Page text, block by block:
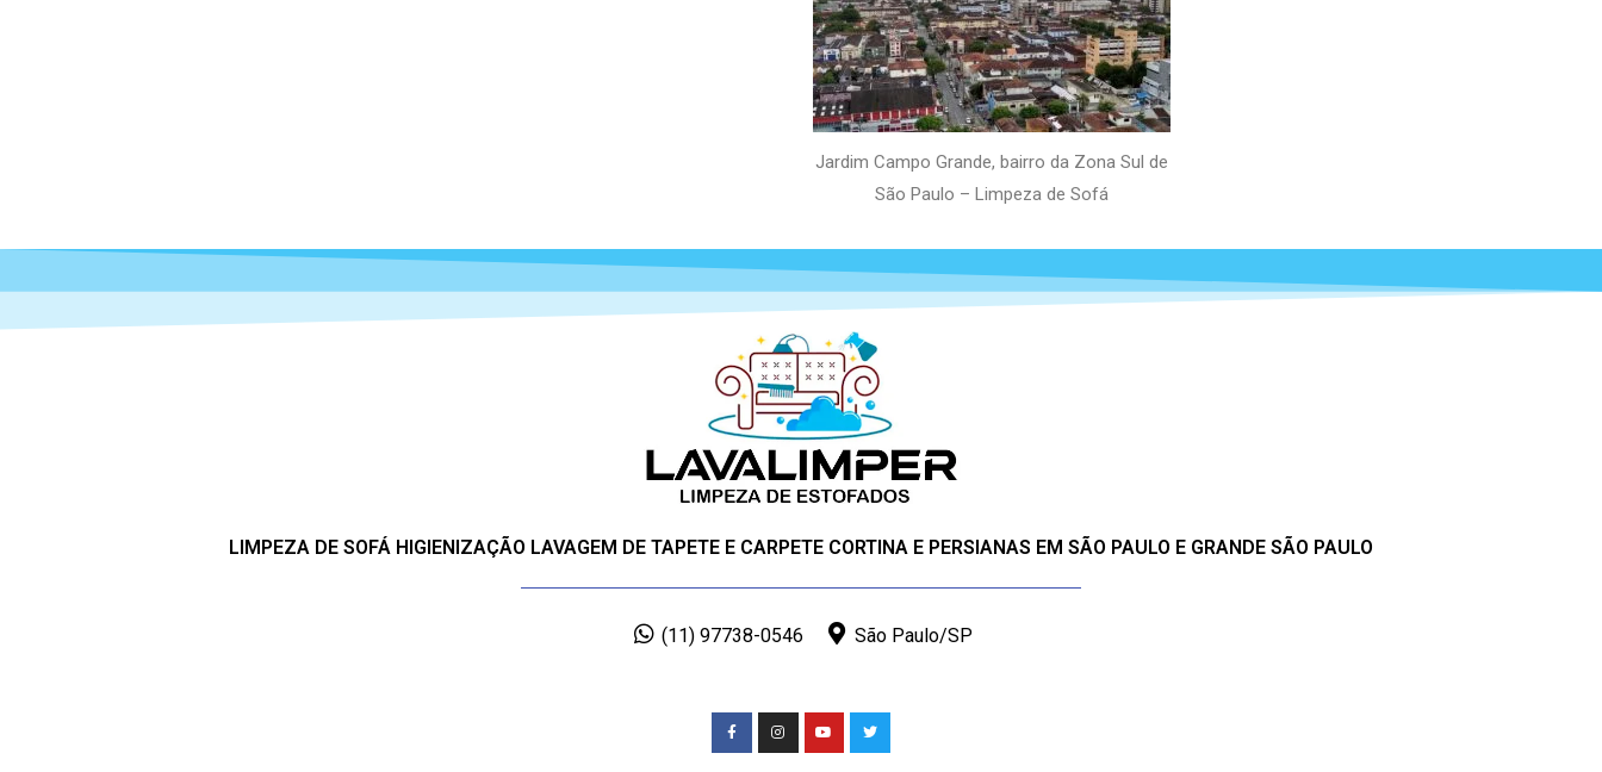
Jardim Campo Grande, bairro da Zona Sul de
São Paulo – Limpeza de Sofá
LIMPEZA DE SOFÁ HIGIENIZAÇÃO LAVAGEM DE TAPETE E CARPETE CORTINA E PERSIANAS EM SÃO PAULO E GRANDE SÃO PAULO
(11) 97738-0546 São Paulo/SP